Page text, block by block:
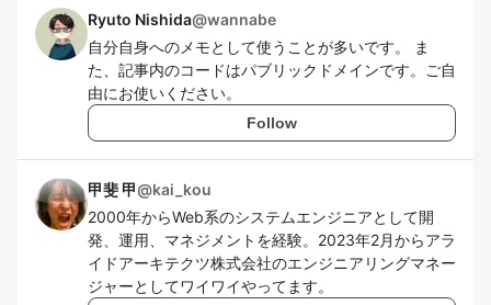
Ryuto Nishida@wannabe
自分自身へのメモとして使うことが多いです。 ま
た、記事内のコードはパブリックドメインです。ご自
由にお使いください。
Follow
甲斐 甲@kai_kou
2000年からWeb系のシステムエンジニアとして開
発、運用、マネジメントを経験。2023年2月からアラ
イドアーキテクツ株式会社のエンジニアリングマネー
ジャーとしてワイワイやってます。